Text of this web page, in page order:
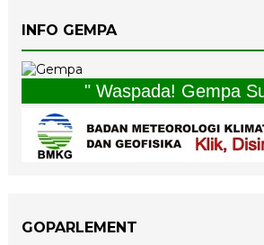
INFO GEMPA
" Waspada! Gempa
GOPARLEMENT